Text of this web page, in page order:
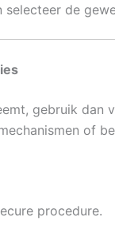
selecteer de
gebruik dan
of
procedure.